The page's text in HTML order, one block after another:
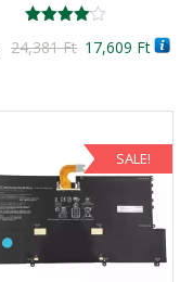
4.00
24,381Ft Original
17,609 Ft
SALE!